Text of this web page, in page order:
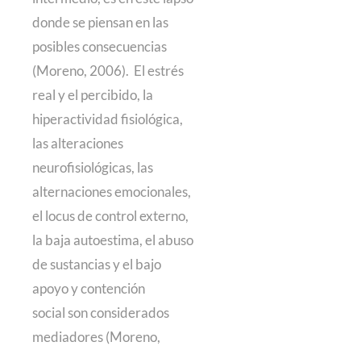
donde se piensan en las
posibles consecuencias
(Moreno, 2006). El estrés
real y el percibido, la
hiperactividad fisiológica,
las alteraciones
neurofisiológicas, las
alternaciones emocionales,
el locus de control externo,
la baja autoestima, el abuso
de sustancias y el bajo
apoyo y contención
social son considerados
mediadores (Moreno,